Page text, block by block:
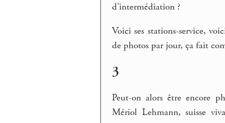
d’intermédiation ?
Voici ses stations-service,
de photos par jour, ça fait
3
Peut-on alors être encore
Mériol Lehmann, suisse